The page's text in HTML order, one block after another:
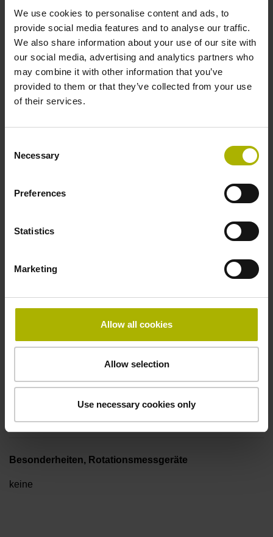
We use cookies to personalise content and ads, to
provide social media features and to analyse our traffic.
We also share information about your use of our site with
our social media, advertising and analytics partners who
may combine it with other information that you’ve
provided to them or that they’ve collected from your use
of their services.
Selection
Necessary
Preferences
Statistics
Marketing
Allow all cookies
Allow selection
Use necessary cookies only
Schutzart
IP64 (EN60529)
Kabelausgang axial und radial verwendbar
Kabellänge
Besonderheiten, Rotationsmessgeräte
keine